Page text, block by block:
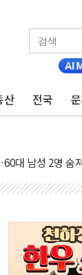
산 전국
폭우…강원 동해
화원 수거차에
없게"…'결혼 페
전복…1명 사망
60대 나흘만에
10대 아들 체포
정청래…제주 연